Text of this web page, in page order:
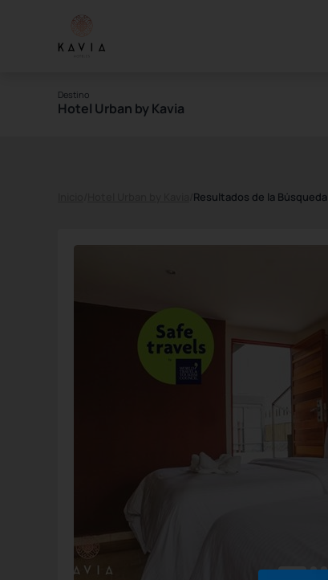
Destino
Hotel Urban by Kavia
Resultados de la Búsqueda